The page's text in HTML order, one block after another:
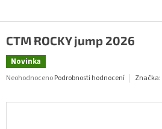
CTM ROCKY jump 2026
Novinka
Průměrné
NeohodnocenoPodrobnosti hodnocení Značka: